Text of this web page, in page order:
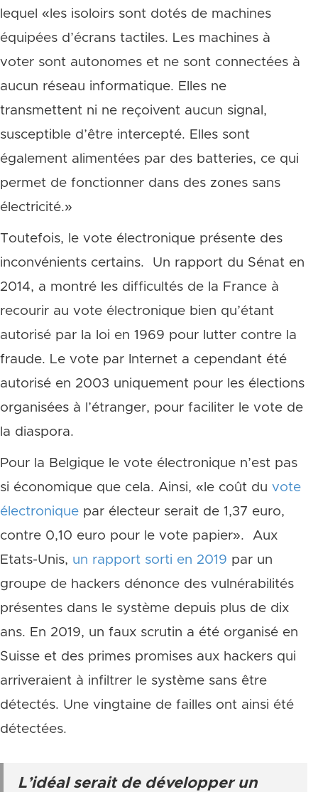
lequel «les isoloirs sont dotés de machines
équipées d’écrans tactiles. Les machines à
voter sont autonomes et ne sont connectées à
aucun réseau informatique. Elles ne
transmettent ni ne reçoivent aucun signal,
susceptible d’être intercepté. Elles sont
également alimentées par des batteries, ce qui
permet de fonctionner dans des zones sans
électricité.»
Toutefois, le vote électronique présente des
inconvénients certains. Un rapport du Sénat en
2014, a montré les difficultés de la France à
recourir au vote électronique bien qu’étant
autorisé par la loi en 1969 pour lutter contre la
fraude. Le vote par Internet a cependant été
autorisé en 2003 uniquement pour les élections
organisées à l’étranger, pour faciliter le vote de
la diaspora.
Pour la Belgique le vote électronique n’est pas
si économique que cela. Ainsi, «le coût du vote
électronique par électeur serait de 1,37 euro,
contre 0,10 euro pour le vote papier». Aux
Etats-Unis, un rapport sorti en 2019 par un
groupe de hackers dénonce des vulnérabilités
présentes dans le système depuis plus de dix
ans. En 2019, un faux scrutin a été organisé en
Suisse et des primes promises aux hackers qui
arriveraient à infiltrer le système sans être
détectés. Une vingtaine de failles ont ainsi été
détectées.
L’idéal serait de développer un